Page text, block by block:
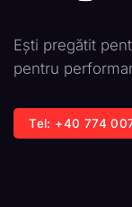
Ești pregătit
pentru
Tel: +40 774